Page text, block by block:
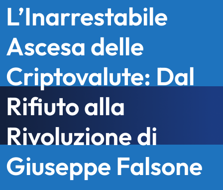
L’Inarrestabile
Ascesa delle
Criptovalute: Dal
Rifiuto alla
Rivoluzione di
Giuseppe Falsone